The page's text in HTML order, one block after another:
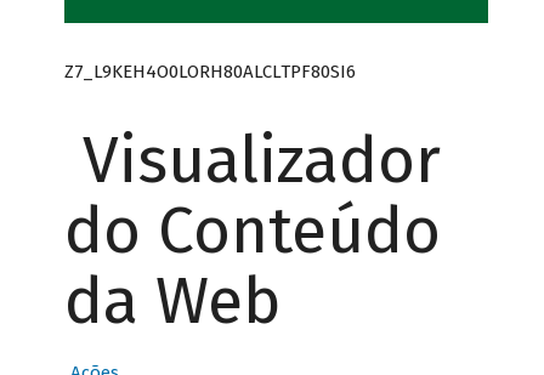
Z7_L9KEH4O0LORH80ALCLTPF80SI6
Visualizador
do Conteúdo
da Web